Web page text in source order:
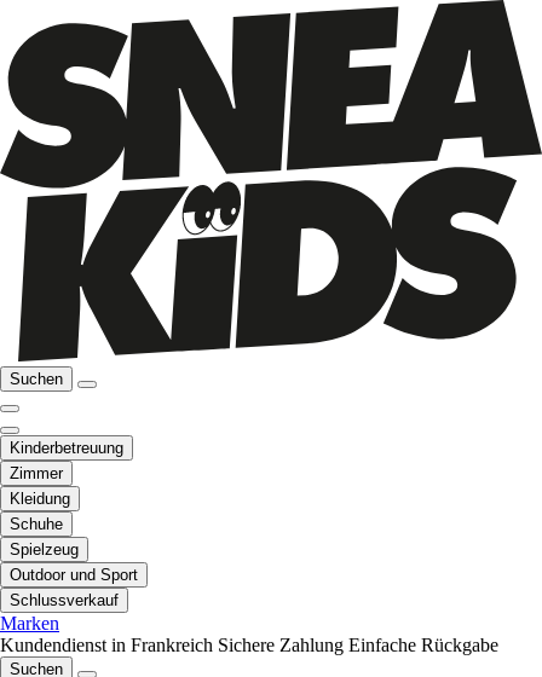
Suchen
Kinderbetreuung
Zimmer
Kleidung
Schuhe
Spielzeug
Outdoor und Sport
Schlussverkauf
Marken
Kundendienst in Frankreich Sichere Zahlung Einfache Rückgabe
Suchen